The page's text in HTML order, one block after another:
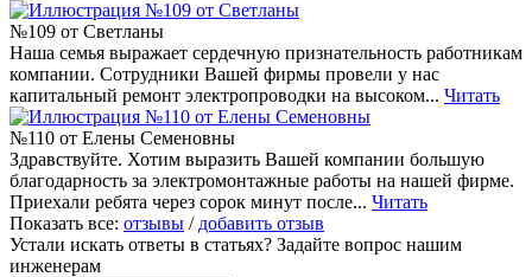
№109 от Светланы
Наша семья выражает сердечную признательность работникам
компании. Сотрудники Вашей фирмы провели у нас
капитальный ремонт электропроводки на высоком... Читать
№110 от Елены Семеновны
Здравствуйте. Хотим выразить Вашей компании большую
благодарность за электромонтажные работы на нашей фирме.
Приехали ребята через сорок минут после... Читать
Показать все: отзывы / добавить отзыв
Устали искать ответы в статьях? Задайте вопрос нашим
инженерам